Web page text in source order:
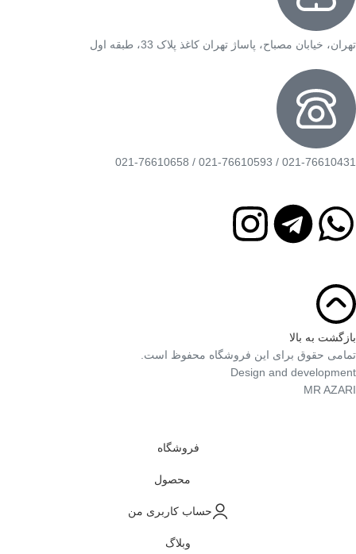
تهران، خیابان مصباح، پاساژ تهران کاغذ پلاک 33، طبقه اول
021-76610431 / 021-76610593 / 021-76610658
بازگشت به بالا
تمامی حقوق برای این فروشگاه محفوظ است.
Design and development
MR AZARI
فروشگاه
محصول
حساب کاربری من
وبلاگ